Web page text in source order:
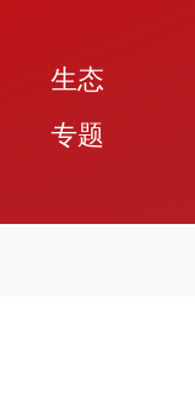
生态
专题